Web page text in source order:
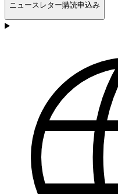
ニュースレター購読申込み